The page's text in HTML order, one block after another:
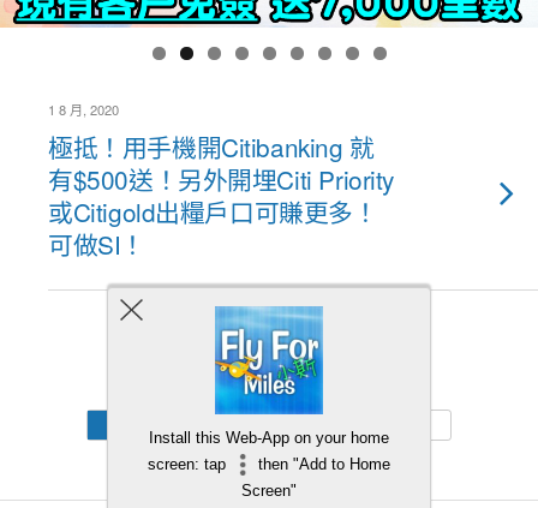
1 8 月, 2020
極抵！用手機開Citibanking 就
有$500送！另外開埋Citi Priority
或Citigold出糧戶口可賺更多！
可做SI！
Back to top
Install this Web-App on your home
screen: tap
then "Add to Home
Screen"